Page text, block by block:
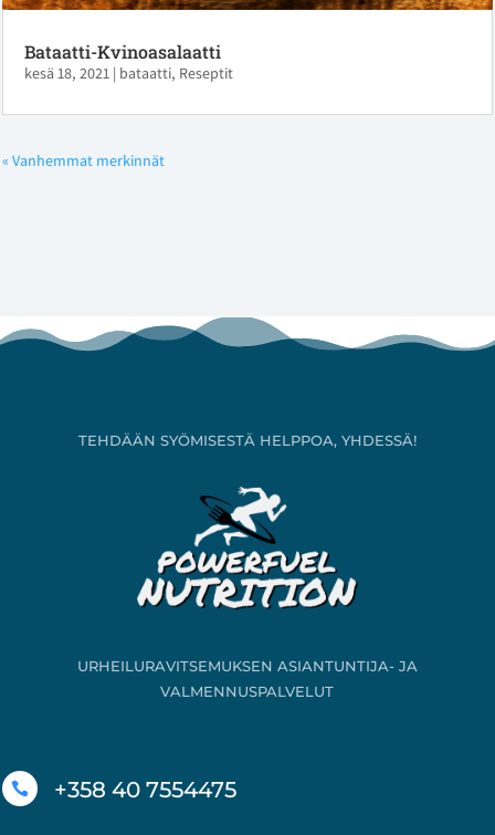
Bataatti-Kvinoasalaatti
kesä 18, 2021 | bataatti, Reseptit
« Vanhemmat merkinnät
TEHDÄÄN SYÖMISESTÄ HELPPOA, YHDESSÄ!
URHEILURAVITSEMUKSEN ASIANTUNTIJA- JA
VALMENNUSPALVELUT
 +358 40 7554475